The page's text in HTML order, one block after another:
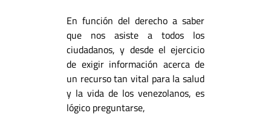
En función del derecho a saber
que nos asiste a todos los
ciudadanos, y desde el ejercicio
de exigir información acerca de
un recurso tan vital para la salud
y la vida de los venezolanos, es
lógico preguntarse,